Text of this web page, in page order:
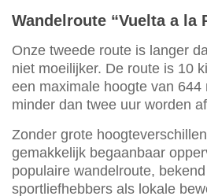
Wandelroute “Vuelta a la
Onze tweede route is langer
niet moeilijker. De route is 10
een maximale hoogte van 644
minder dan twee uur worden
Zonder grote
gemakkelijk begaanbaar
populaire wandelroute, bekend
sportliefhebbers als lokale